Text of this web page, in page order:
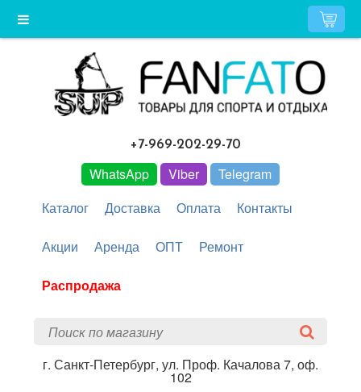
+7-969-202-29-70
WhatsApp Viber
Telegram
Каталог
Доставка Оплата Контакты
Акции Аренда ОПТ Ремонт
Распродажа
г. Санкт-Петербург, ул. Проф. Качалова 7, оф.
102